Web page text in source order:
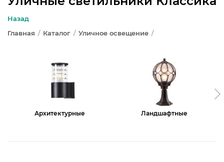
Назад
Главная / Каталог / Уличное освещение /
Архитектурные Ландшафтные
БРА И ПОДСВЕТКА
НАСТОЛЬНЫЕ ЛАМПЫ
ТОРШЕРЫ
СВЕТИЛЬНИКИ КАК В ИКЕА